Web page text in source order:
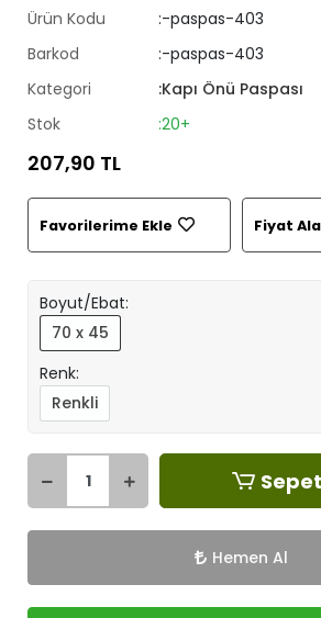
Ürün Kodu
:-paspas-403
Barkod
:-paspas-403
Kategori
:Kapı Önü Paspası
Stok
:20+
207,90 TL
Favorilerime Ekle Fiyat
Boyut/Ebat:
70 x 45
Renk:
Renkli
Hemen Al